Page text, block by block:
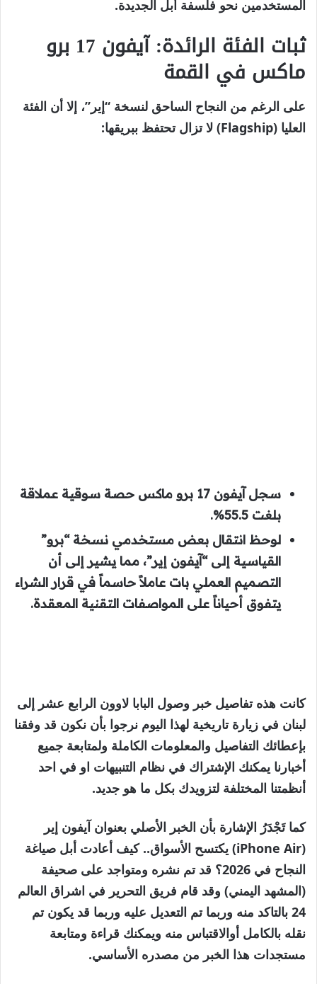
المستخدمين نحو فلسفة أبل الجديدة.
ثبات الفئة الرائدة: آيفون 17 برو
ماكس في القمة
على الرغم من النجاح الساحق لنسخة “إير”، إلا أن الفئة
العليا (Flagship) لا تزال تحتفظ ببريقها:
سجلآيفون 17 برو ماكس
حصة سوقية عملاقة
بلغت 55.5%
.
لوحظ انتقال بعض مستخدمي نسخة “برو”
القياسية إلى “آيفون إير”، مما يشير إلى أن
التصميم العملي بات عاملاً حاسماً في قرار الشراء
يتفوق أحياناً على المواصفات التقنية المعقدة.
كانت هذه تفاصيل خبر وصول البابا لاوون الرابع عشر إلى
لبنان في زيارة تاريخية لهذا اليوم نرجوا بأن نكون قد وفقنا
بإعطائك التفاصيل والمعلومات الكاملة ولمتابعة جميع
أخبارنا يمكنك الإشتراك في نظام التنبيهات او في احد
أنظمتنا المختلفة لتزويدك بكل ما هو جديد.
كما تَجْدَرُ الإشارة بأن الخبر الأصلي بعنوان آيفون إير
(iPhone Air) يكتسح الأسواق.. كيف أعادت أبل صياغة
النجاح في 2026؟ قد تم نشره ومتواجد على صحيفة
(المشهد اليمني) وقد قام فريق التحرير في اشراق العالم
24 بالتاكد منه وربما تم التعديل عليه وربما قد يكون تم
نقله بالكامل أوالاقتباس منه ويمكنك قراءة ومتابعة
مستجدات هذا الخبر من مصدره الأساسي.